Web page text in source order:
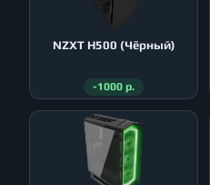
NZXT H500 (Чёрный)
-1000 р.